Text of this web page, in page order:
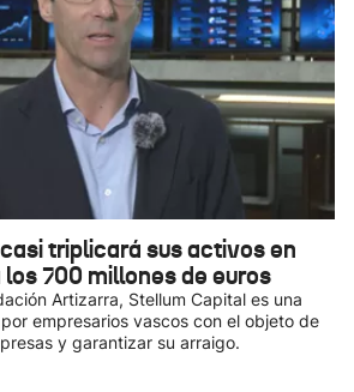
triplicará sus activos en
700 millones de euros
Artizarra, Stellum Capital es una
empresarios vascos con el objeto de
y garantizar su arraigo.